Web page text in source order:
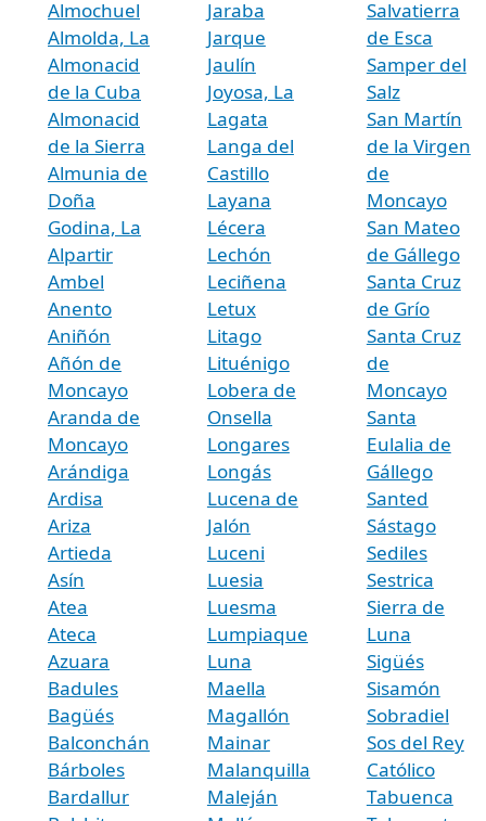
Almochuel
Almolda, La
Almonacid
de la Cuba
Almonacid
de la Sierra
Almunia de
Doña
Godina, La
Alpartir
Ambel
Anento
Aniñón
Añón de
Moncayo
Aranda de
Moncayo
Arándiga
Ardisa
Ariza
Artieda
Asín
Atea
Ateca
Azuara
Badules
Bagüés
Balconchán
Bárboles
Bardallur
Jaraba
Jarque
Jaulín
Joyosa, La
Lagata
Langa del
Castillo
Layana
Lécera
Lechón
Leciñena
Letux
Litago
Lituénigo
Lobera de
Onsella
Longares
Longás
Lucena de
Jalón
Luceni
Luesia
Luesma
Lumpiaque
Luna
Maella
Magallón
Mainar
Malanquilla
Maleján
Salvatierra
de Esca
Samper del
Salz
San Martín
de la Virgen
de
Moncayo
San Mateo
de Gállego
Santa Cruz
de Grío
Santa Cruz
de
Moncayo
Santa
Eulalia de
Gállego
Santed
Sástago
Sediles
Sestrica
Sierra de
Luna
Sigüés
Sisamón
Sobradiel
Sos del Rey
Católico
Tabuenca